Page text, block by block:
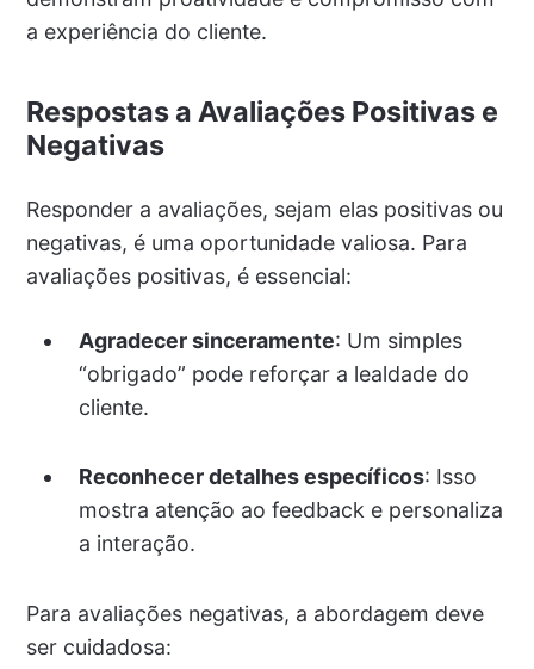
a experiência do cliente.
Respostas a Avaliações Positivas e
Negativas
Responder a avaliações, sejam elas positivas ou
negativas, é uma oportunidade valiosa. Para
avaliações positivas, é essencial:
Agradecer sinceramente: Um simples
“obrigado” pode reforçar a lealdade do
cliente.
Reconhecer detalhes específicos: Isso
mostra atenção ao feedback e personaliza
a interação.
Para avaliações negativas, a abordagem deve
ser cuidadosa: